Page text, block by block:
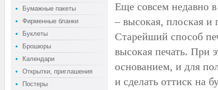
Бумажные пакеты
Фирменные бланки
Буклеты
Брошюры
Календари
Открытки, приглашения
Постеры
Еще совсем недавно
– высокая, плоская и
Старейший способ
высокая печать. При
основанием, и для
и сделать оттиск на